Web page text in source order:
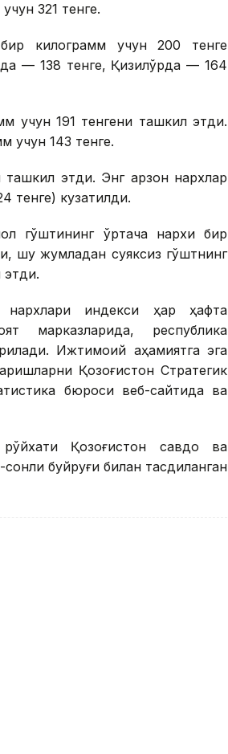
321 тенге.
килограмм учун 200 тенге
— 138 тенге, Қизилўрда — 164
учун 191 тенгени ташкил этди.
учун 143 тенге.
ташкил этди. Энг арзон нархлар
тенге) кузатилди.
гўштининг ўртача нархи бир
шу жумладан суяксиз гўштнинг
этди.
нархлари индекси ҳар ҳафта
марказларида, республика
Ижтимоий аҳамиятга эга
Қозоғистон Стратегик
бюроси веб-сайтида ва
рўйхати Қозоғистон савдо ва
буйруғи билан тасдиқланган